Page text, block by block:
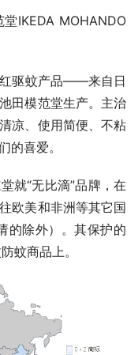
IKEDA MOHANDO
红驱蚊产品——来自日
田模范堂生产。主治
凉、使用简便、不粘
的喜爱。
就“无比滴”品牌，在
欧美和非洲等其它国
的除外）。其保护的
蚊商品上。